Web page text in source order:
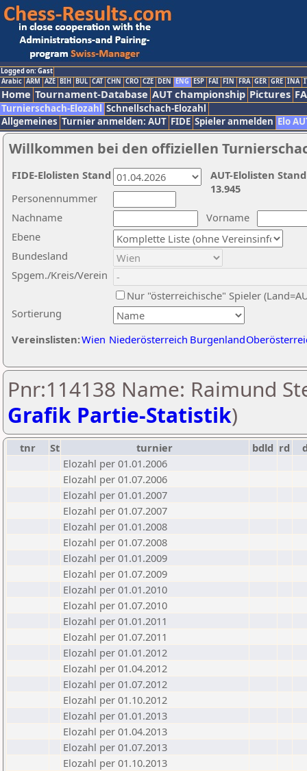
Logged on: Gast
Arabic ARM AZE BIH BUL CAT CHN CRO CZE DEN ENG ESP FAI FIN FRA GER GRE INA
Home Tournament-Database AUT championship Pictures
Turnierschach-Elozahl Schnellschach-Elozahl
Allgemeines Turnier anmelden: AUT FIDE Spieler anmelden Elo
Willkommen bei den offiziellen
Nachname
Vorname
Ebene
Sortierung
Personennummer
Bundesland
Spgem./Kreis/Verein
Nur "österreichische" Spieler
Vereinslisten:Wien Niederösterreich Burgenland
AUT-Elolisten
13.945
FIDE-Elolisten Stand
Pnr:114138 Name: Raimund
Grafik Partie-Statistik)
tnr St turnier bdld rd
Elozahl per 01.01.2006
Elozahl per 01.07.2006
Elozahl per 01.01.2007
Elozahl per 01.07.2007
Elozahl per 01.01.2008
Elozahl per 01.07.2008
Elozahl per 01.01.2009
Elozahl per 01.07.2009
Elozahl per 01.01.2010
Elozahl per 01.07.2010
Elozahl per 01.01.2011
Elozahl per 01.07.2011
Elozahl per 01.01.2012
Elozahl per 01.04.2012
Elozahl per 01.07.2012
Elozahl per 01.10.2012
Elozahl per 01.01.2013
Elozahl per 01.04.2013
Elozahl per 01.07.2013
Elozahl per 01.10.2013